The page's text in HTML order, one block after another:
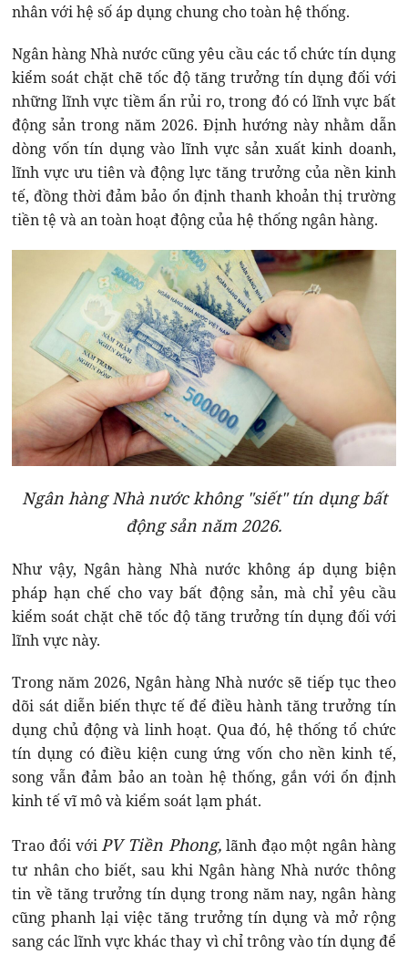
nhân với hệ số áp dụng chung cho toàn hệ thống.
Ngân hàng Nhà nước cũng yêu cầu các tổ chức tín dụng
kiểm soát chặt chẽ tốc độ tăng trưởng tín dụng đối với
những lĩnh vực tiềm ẩn rủi ro, trong đó có lĩnh vực bất
động sản trong năm 2026. Định hướng này nhằm dẫn
dòng vốn tín dụng vào lĩnh vực sản xuất kinh doanh,
lĩnh vực ưu tiên và động lực tăng trưởng của nền kinh
tế, đồng thời đảm bảo ổn định thanh khoản thị trường
tiền tệ và an toàn hoạt động của hệ thống ngân hàng.
Ngân hàng Nhà nước không "siết" tín dụng bất
động sản năm 2026.
Như vậy, Ngân hàng Nhà nước không áp dụng biện
pháp hạn chế cho vay bất động sản, mà chỉ yêu cầu
kiểm soát chặt chẽ tốc độ tăng trưởng tín dụng đối với
lĩnh vực này.
Trong năm 2026, Ngân hàng Nhà nước sẽ tiếp tục theo
dõi sát diễn biến thực tế để điều hành tăng trưởng tín
dụng chủ động và linh hoạt. Qua đó, hệ thống tổ chức
tín dụng có điều kiện cung ứng vốn cho nền kinh tế,
song vẫn đảm bảo an toàn hệ thống, gắn với ổn định
kinh tế vĩ mô và kiểm soát lạm phát.
Trao đổi vớiPV Tiền Phong, lãnh đạo một ngân hàng
tư nhân cho biết, sau khi Ngân hàng Nhà nước thông
tin về tăng trưởng tín dụng trong năm nay, ngân hàng
cũng phanh lại việc tăng trưởng tín dụng và mở rộng
sang các lĩnh vực khác thay vì chỉ trông vào tín dụng để